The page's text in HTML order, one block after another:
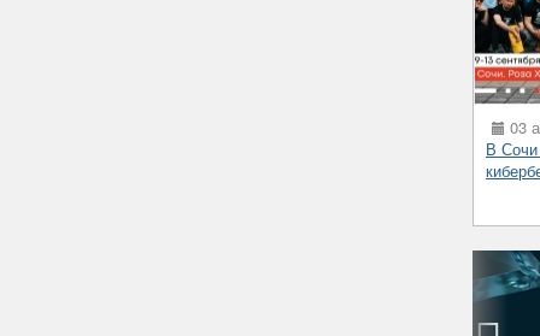
03
В Сочи